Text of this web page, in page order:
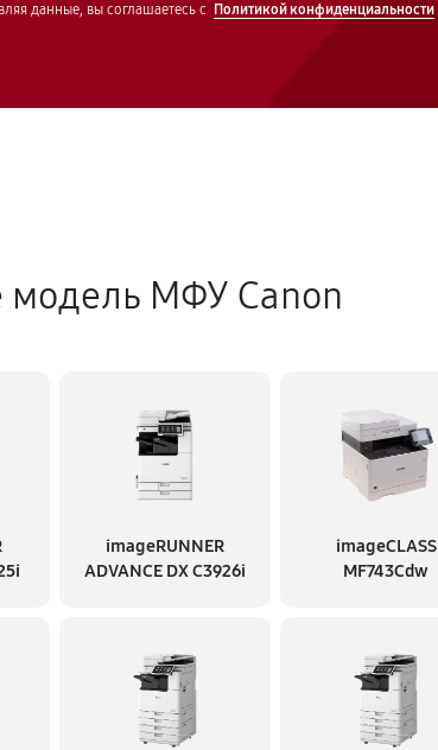
данные, вы соглашаетесь с Политикой конфиденциальности
модель МФУ Canon
imageRUNNER
ADVANCE DX C3926i
imageCLASS
MF743Cdw